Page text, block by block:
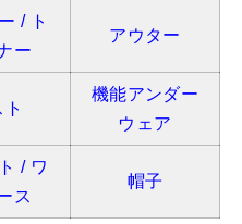
/ ト
ー
アウター
機能アンダー
ウェア
/ ワ
ス
帽子